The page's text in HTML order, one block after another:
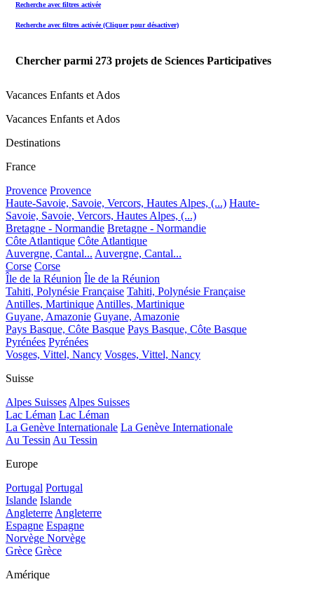
Recherche avec filtres activée
Recherche avec filtres activée (Cliquer pour désactiver)
Chercher parmi 273 projets de Sciences Participatives
Vacances Enfants et Ados
Vacances Enfants et Ados
Destinations
France
Provence Provence
Haute-Savoie, Savoie, Vercors, Hautes Alpes, (...) Haute-
Savoie, Savoie, Vercors, Hautes Alpes, (...)
Bretagne - Normandie Bretagne - Normandie
Côte Atlantique Côte Atlantique
Auvergne, Cantal... Auvergne, Cantal...
Corse Corse
Île de la Réunion Île de la Réunion
Tahiti, Polynésie Française Tahiti, Polynésie Française
Antilles, Martinique Antilles, Martinique
Guyane, Amazonie Guyane, Amazonie
Pays Basque, Côte Basque Pays Basque, Côte Basque
Pyrénées Pyrénées
Vosges, Vittel, Nancy Vosges, Vittel, Nancy
Suisse
Alpes Suisses Alpes Suisses
Lac Léman Lac Léman
La Genève Internationale La Genève Internationale
Au Tessin Au Tessin
Europe
Portugal Portugal
Islande Islande
Angleterre Angleterre
Espagne Espagne
Norvège Norvège
Grèce Grèce
Amérique